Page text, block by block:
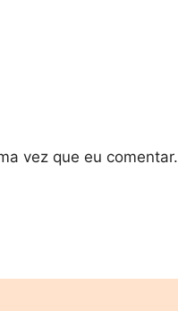
vez que eu comentar.